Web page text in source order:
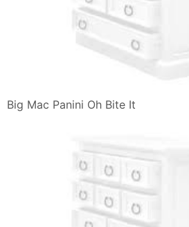
Big Mac Panini Oh Bite It